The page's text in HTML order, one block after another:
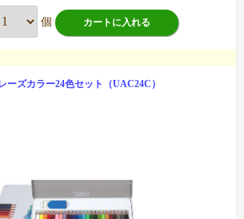
個 カートに入れる
ズカラー24色セット（UAC24C）